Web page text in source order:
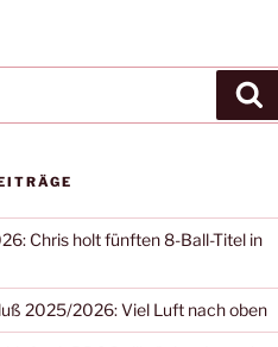
Chris holt fünften 8-Ball-Titel in
2025/2026: Viel Luft nach oben